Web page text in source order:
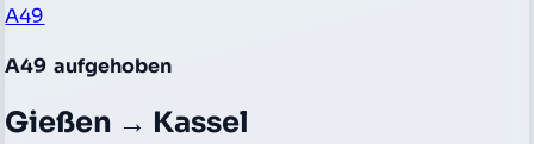
A49
A49 aufgehoben
Gießen → Kassel